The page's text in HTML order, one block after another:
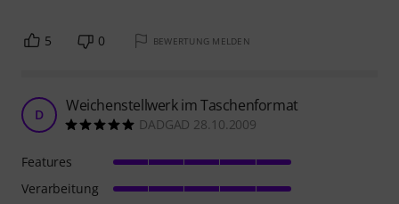
5 0 BEWERTUNG MELDEN
D Weichenstellwerk im Taschenformat
DADGAD 28.10.2009
Features
Verarbeitung